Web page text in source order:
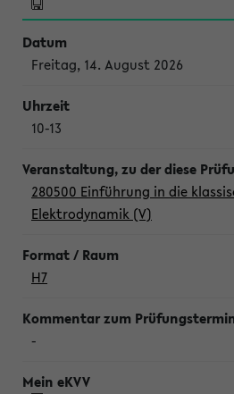
Freitag, 14. August 2026
10-13
280500 Einführung in die
Elektrodynamik (V)
H7
-